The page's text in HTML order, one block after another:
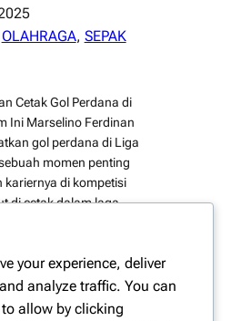
OLAHRAGA, SEPAK
Cetak Gol Perdana di
Ini Marselino Ferdinan
gol perdana di Liga
momen penting
di kompetisi
di cetak dalam laga
klubnya dan langsung
Kontribusi Marselino di
your experience, deliver
analyze traffic. You can
allow by clicking